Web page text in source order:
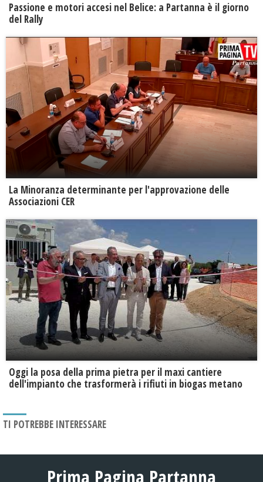
Passione e motori accesi nel Belice: a Partanna è il giorno
del Rally
La Minoranza determinante per l'approvazione delle
Associazioni CER
Oggi la posa della prima pietra per il maxi cantiere
dell'impianto che trasformerà i rifiuti in biogas metano
TI POTREBBE INTERESSARE
Prima Pagina Partanna